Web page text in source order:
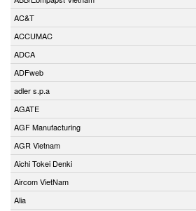
AC&T
ACCUMAC
ADCA
ADFweb
adler s.p.a
AGATE
AGF Manufacturing
AGR Vietnam
Aichi Tokei Denki
Aircom VietNam
Alia